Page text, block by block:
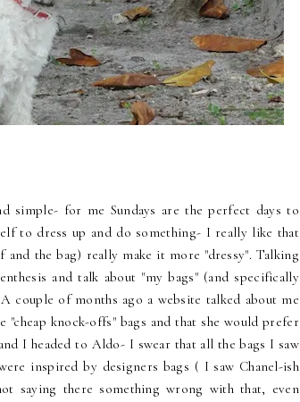
simple- for me Sundays are the perfect days to
to dress up and do something- I really like that
the bag) really make it more "dressy". Talking
and talk about "my bags" (and specifically
couple of months ago a website talked about me
knock-offs" bags and that she would prefer
I headed to Aldo- I swear that all the bags I saw
inspired by designers bags ( I saw Chanel-ish
saying there something wrong with that, even